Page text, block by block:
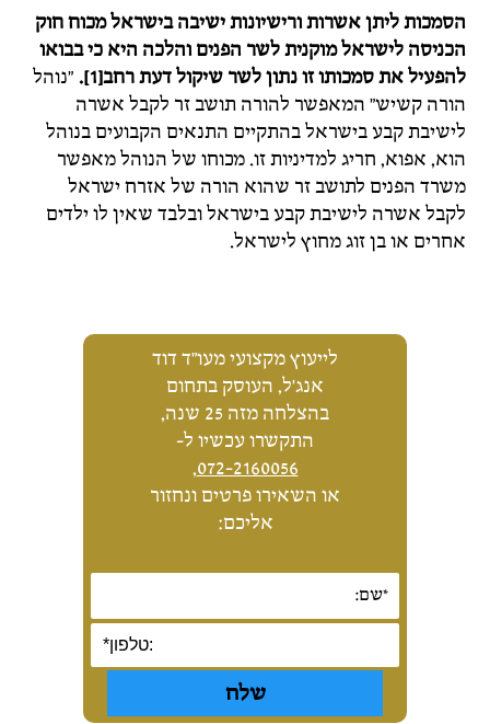
הסמכות ליתן אשרות ורישיונות ישיבה בישראל מכוח חוק
הכניסה לישראל מוקנית לשר הפנים והלכה היא כי בבואו
להפעיל את סמכותו זו נתון לשר שיקול דעת רחב[1].
"נוהל
הורה קשיש" המאפשר להורה תושב זר לקבל אשרה
לישיבת קבע בישראל בהתקיים התנאים הקבועים בנוהל
הוא, אפוא, חריג למדיניות זו. מכוחו של הנוהל מאפשר
משרד הפנים לתושב זר שהוא הורה של אזרח ישראל
לקבל אשרה לישיבת קבע בישראל ובלבד שאין לו ילדים
אחרים או בן זוג מחוץ לישראל.
לייעוץ מקצועי מעו"ד דוד
אנג'ל, העוסק בתחום
בהצלחה מזה 25 שנה,
התקשרו עכשיו ל-
072-2160056
,
או השאירו פרטים ונחזור
אליכם: